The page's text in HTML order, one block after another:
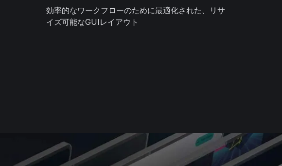
効率的なワークフローのために最適化された、リサ
イズ可能なGUIレイアウト